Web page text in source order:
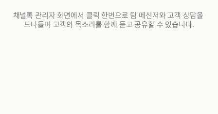
채널톡 관리자 화면에서 클릭 한번으로 팀 메신저와 고객 상담을
드나들며 고객의 목소리를 함께 듣고 공유할 수 있습니다.